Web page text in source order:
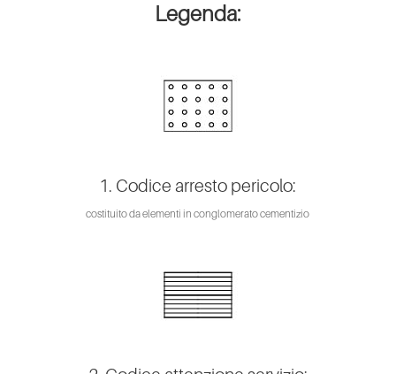
Legenda:
1. Codice arresto pericolo:
costituito da elementi in conglomerato cementizio